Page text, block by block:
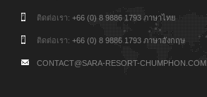
ติดต่อเรา: +66 (0) 8 9886 1793 ภาษาไทย
ติดต่อเรา: +66 (0) 8 9886 1793 ภาษาอังกฤษ
CONTACT@SARA-RESORT-CHUMPHON.COM